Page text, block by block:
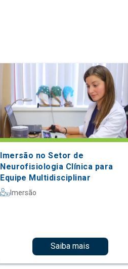
Imersão no Setor de
Neurofisiologia Clínica para
Equipe Multidisciplinar
Imersão
Saiba mais